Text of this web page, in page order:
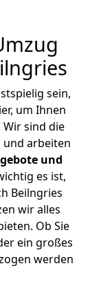
sein,
um Ihnen
sind die
und arbeiten
und
es ist,
Beilngries
wir alles
Ob Sie
ein großes
werden